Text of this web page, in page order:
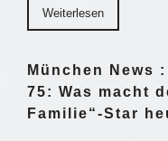
Weiterlesen
München News
75: Was macht
Familie“-Star